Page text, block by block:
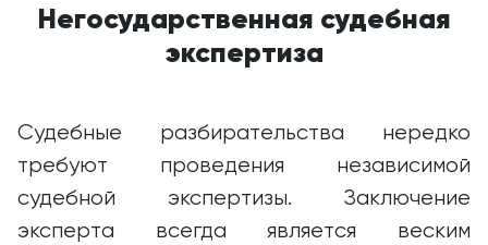
Негосударственная судебная
экспертиза
Судебные разбирательства нередко
требуют проведения независимой
судебной экспертизы. Заключение
эксперта всегда является веским